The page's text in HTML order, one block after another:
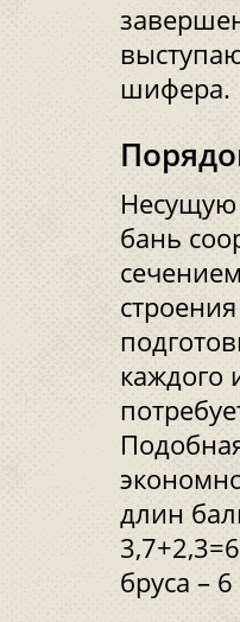
шифера.
Несущую
бань
каждого
длин
бруса –